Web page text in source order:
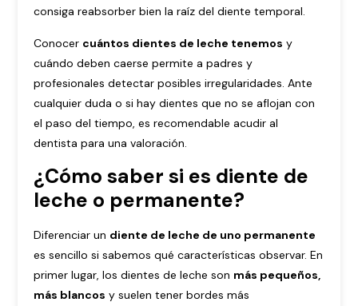
consiga reabsorber bien la raíz del diente temporal.
Conocer cuántos dientes de leche tenemos y
cuándo deben caerse permite a padres y
profesionales detectar posibles irregularidades. Ante
cualquier duda o si hay dientes que no se aflojan con
el paso del tiempo, es recomendable acudir al
dentista para una valoración.
¿Cómo saber si es diente de
leche o permanente?
Diferenciar un diente de leche de uno permanente
es sencillo si sabemos qué características observar. En
primer lugar, los dientes de leche son más pequeños,
más blancos y suelen tener bordes más